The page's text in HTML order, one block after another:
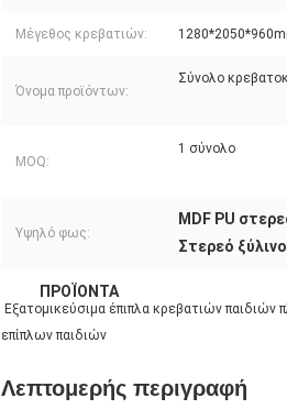
ΠΡΟΪΌΝΤΑ
VR
Μέγεθος κρεβατιών:
Όνομα προϊόντων:
Σύνολο
MOQ:
1 σύνολο
Υψηλό φως:
MDF PU
Στερεό
Εξατομικεύσιμα έπιπλα κρεβατιών
επίπλων παιδιών
Λεπτομερής περιγραφή